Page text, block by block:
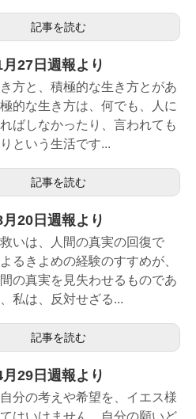
記事を読む
27日週報より
方と、積極的な生き方とがあ
的な生き方は、何でも、人に
ばしなかったり、言われても
という生活です...
記事を読む
20日週報より
いは、人間の真実の回復で
るきよめの経験のすすめが、
の真実を見失わせるものであ
私は、反対せざる...
記事を読む
29日週報より
分の考えや希望を、イエス様
はいけません。自分の願いど